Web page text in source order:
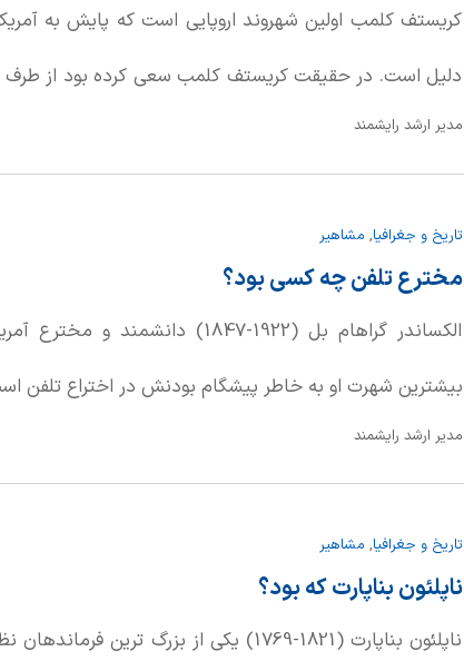
کریستف کلمب اولین شهروند اروپایی است که پایش به
دلیل است. در حقیقت کریستف کلمب سعی کرده بود از طرف
مدیر ارشد رایشمند
تاریخ و جغرافیا, مشاهیر
مخترع تلفن چه کسی بود؟
الکساندر گراهام بل (1922-1847)
بیشترین شهرت او به خاطر پیشگام بودنش در اختراع تلفن
مدیر ارشد رایشمند
تاریخ و جغرافیا, مشاهیر
ناپلئون بناپارت که بود؟
ناپلئون بناپارت (1821-1769) یکی از بزرگ